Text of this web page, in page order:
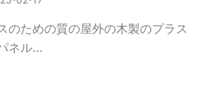
のための質の屋外の木製のプラス
ネル...